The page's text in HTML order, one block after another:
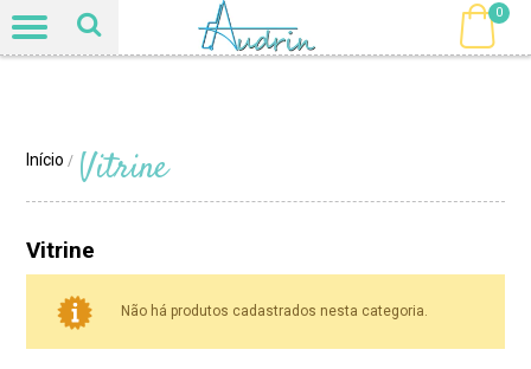
0
Início / Vitrine
Vitrine
Não há produtos cadastrados nesta categoria.